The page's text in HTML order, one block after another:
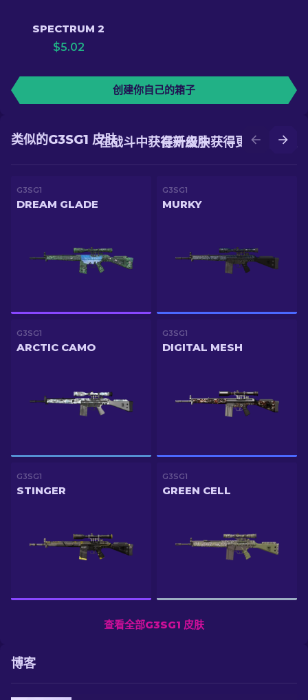
SPECTRUM 2
$5.02
创建你自己的箱子
在升级中获得更好的皮肤
在战斗中获得新皮肤
类似的G3SG1 皮肤
G3SG1
DREAM GLADE
G3SG1
MURKY
G3SG1
ARCTIC CAMO
G3SG1
DIGITAL MESH
G3SG1
STINGER
G3SG1
GREEN CELL
查看全部G3SG1 皮肤
博客